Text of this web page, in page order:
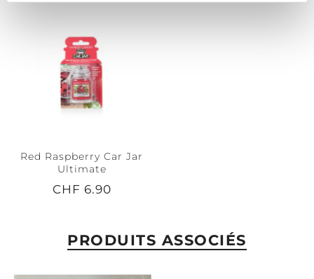
Red Raspberry Car Jar
Ultimate
CHF 6.90
PRODUITS ASSOCIÉS